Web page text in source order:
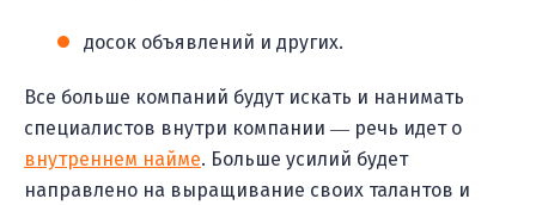
досок объявлений и других.
Все больше компаний будут искать и нанимать
специалистов внутри компании ― речь идет о
внутреннем найме. Больше усилий будет
направлено на выращивание своих талантов и